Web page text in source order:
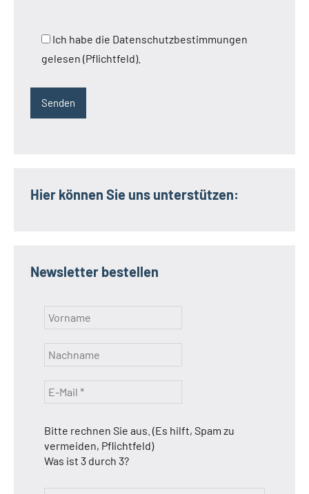
Ich habe die Datenschutzbestimmungen
gelesen (Pflichtfeld).
Hier können Sie uns unterstützen:
Newsletter bestellen
Bitte rechnen Sie aus. (Es hilft, Spam zu
vermeiden, Pflichtfeld)
Was ist 3 durch 3?